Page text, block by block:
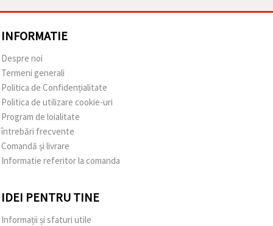
INFORMATIE
Despre noi
Termeni generali
Politica de Confidențialitate
Politica de utilizare cookie-uri
Program de loialitate
întrebări frecvente
Comandă și livrare
Informatie referitor la comanda
IDEI PENTRU TINE
Informații și sfaturi utile